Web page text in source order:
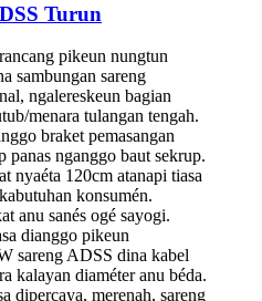
Turun
pikeun nungtun
sambungan sareng
ngalereskeun bagian
menara tulangan tengah.
braket pemasangan
panas nganggo baut sekrup.
nyaéta 120cm atanapi tiasa
konsumén.
anu sanés ogé sayogi.
dianggo pikeun
sareng ADSS dina kabel
kalayan diaméter anu béda.
dipercaya, merenah, sareng